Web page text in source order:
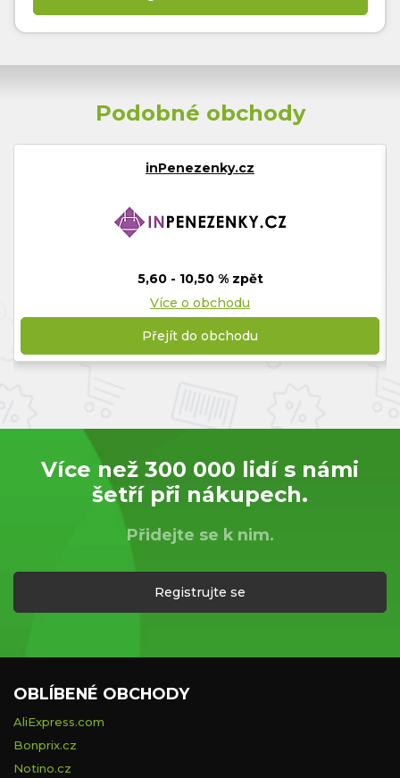
Podobné obchody
inPenezenky.cz
5,60 - 10,50 % zpět
Více o obchodu
Přejít do obchodu
Více než 300 000 lidí s námi
šetří při nákupech.
Přidejte se k nim.
Registrujte se
OBLÍBENÉ OBCHODY
AliExpress.com
Bonprix.cz
Notino.cz